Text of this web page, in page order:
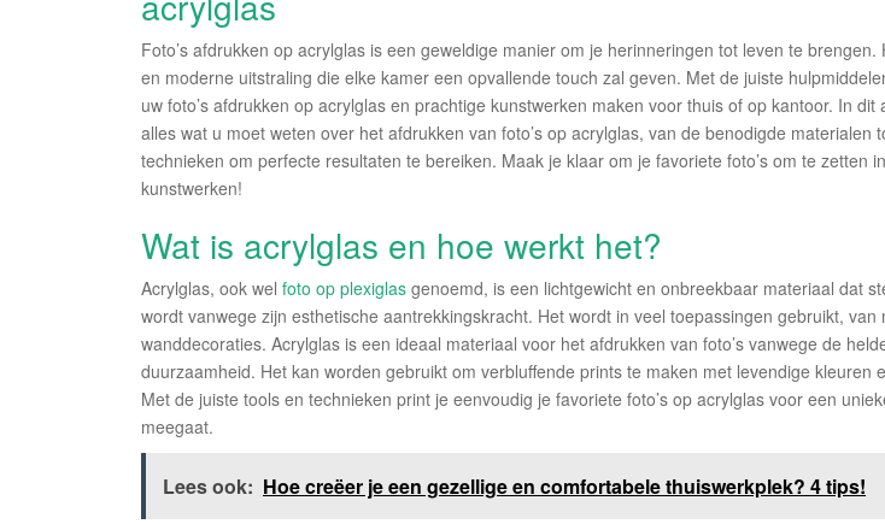
Foto’s afdrukken op acrylglas is een geweldige manier om je herinneringen tot leven te brengen.
en moderne uitstraling die elke kamer een opvallende touch zal geven. Met de juiste
uw foto’s afdrukken op acrylglas en prachtige kunstwerken maken voor thuis of op kantoor. In dit
alles wat u moet weten over het afdrukken van foto’s op acrylglas, van de benodigde materialen
technieken om perfecte resultaten te bereiken. Maak je klaar om je favoriete foto’s om te zetten
kunstwerken!
Wat is acrylglas en hoe werkt het?
Acrylglas, ook wel foto op plexiglas genoemd, is een lichtgewicht en onbreekbaar materiaal dat
wordt vanwege zijn esthetische aantrekkingskracht. Het wordt in veel toepassingen gebruikt, van
wanddecoraties. Acrylglas is een ideaal materiaal voor het afdrukken van foto’s vanwege de
duurzaamheid. Het kan worden gebruikt om verbluffende prints te maken met levendige kleuren
Met de juiste tools en technieken print je eenvoudig je favoriete foto’s op acrylglas voor een
meegaat.
Lees ook: Hoe creëer je een gezellige en comfortabele thuiswerkplek? 4 tips!